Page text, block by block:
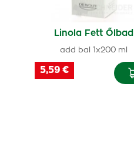
Linola Fett Őlbad
add bal 1x200 ml
5,59 €